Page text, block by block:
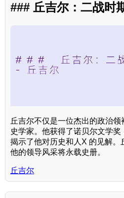
### 丘吉尔：二战时
丘吉尔不仅是一位杰出的政治
史学家。他获得了诺贝尔文学奖
揭示了他对历史和人X 的见解。
他的领导风采将永载史册。
丘吉尔